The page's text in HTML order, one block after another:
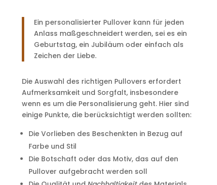
Ein personalisierter Pullover kann für jeden
Anlass maßgeschneidert werden, sei es ein
Geburtstag, ein Jubiläum oder einfach als
Zeichen der Liebe.
Die Auswahl des richtigen Pullovers erfordert
Aufmerksamkeit und Sorgfalt, insbesondere
wenn es um die Personalisierung geht. Hier sind
einige Punkte, die berücksichtigt werden sollten:
Die Vorlieben des Beschenkten in Bezug auf
Farbe und Stil
Die Botschaft oder das Motiv, das auf den
Pullover aufgebracht werden soll